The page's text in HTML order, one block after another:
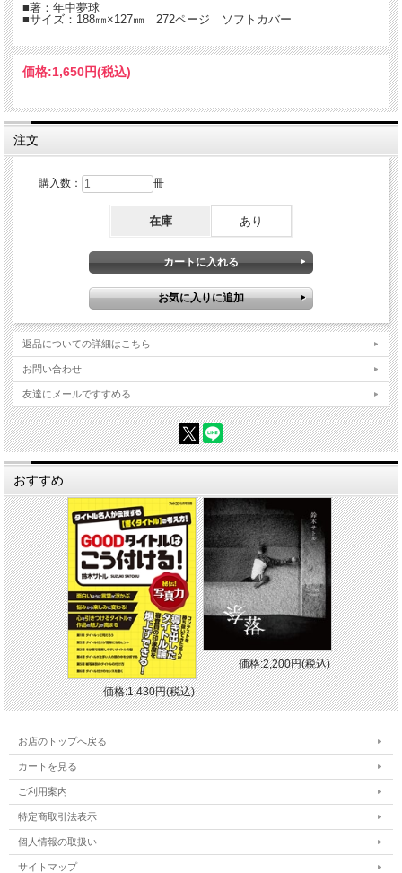
■高校球児に勧める理由
高校野球の最後の日までにやるべきことが具体的にわかる。
メンタルスペシャリストとしてのアドバイスが役に立つ。
■高校球児の親に勧める理由
後悔させたくないから言いたいことを言ってくれている。
親の言うことは聞かないけど他人の言葉なら聞いてくれる。
我が子だけでなくチームの仲間を応援したくなる。
■著：年中夢球
■サイズ：188㎜×127㎜ 272ページ ソフトカバー
価格:1,650円(税込)
注文
購入数： 冊
在庫 あり
返品についての詳細はこちら
お問い合わせ
友達にメールですすめる
おすすめ
価格:1,430円(税込)
価格:2,200円(税込)
お店のトップへ戻る
カートを見る
ご利用案内
特定商取引法表示
個人情報の取扱い
サイトマップ